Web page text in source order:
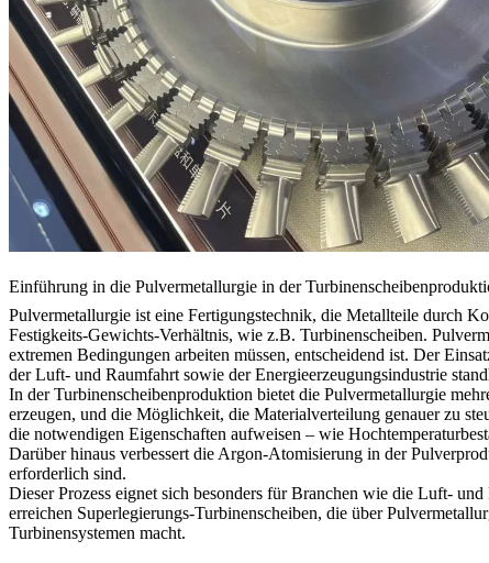
Einführung in die Pulvermetallurgie in der
Pulvermetallurgie ist eine Fertigungstechnik, die Metallteile durch
Festigkeits-Gewichts-Verhältnis, wie z.B. Turbinenscheiben.
extremen Bedingungen arbeiten müssen, entscheidend ist. Der
der Luft- und Raumfahrt sowie der Energieerzeugungsindustrie
In der Turbinenscheibenproduktion bietet die Pulvermetallurgie
erzeugen, und die Möglichkeit, die Materialverteilung genauer zu
die notwendigen Eigenschaften aufweisen – wie
Darüber hinaus verbessert die Argon-Atomisierung in der
erforderlich sind.
Dieser Prozess eignet sich besonders für Branchen wie die Luft-
erreichen Superlegierungs-Turbinenscheiben, die über
Turbinensystemen macht.